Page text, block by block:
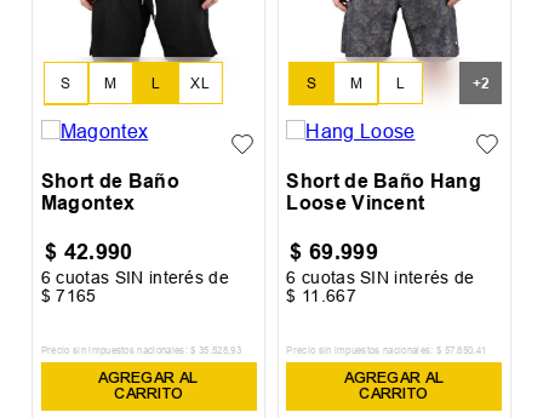
S L
M XL
XXL
Short de Baño
Magontex
$ 42.990
6 cuotas SIN interés de
$ 7165
Precio sin impuestos nacionales: $ 35 528,93
AGREGAR AL
CARRITO
S L
M
XL XXL
+2
Short de Baño Hang
Loose Vincent
$ 69.999
6 cuotas SIN interés de
$ 11 667
Precio sin impuestos nacionales: $ 57 .850 41
AGREGAR AL
CARRITO